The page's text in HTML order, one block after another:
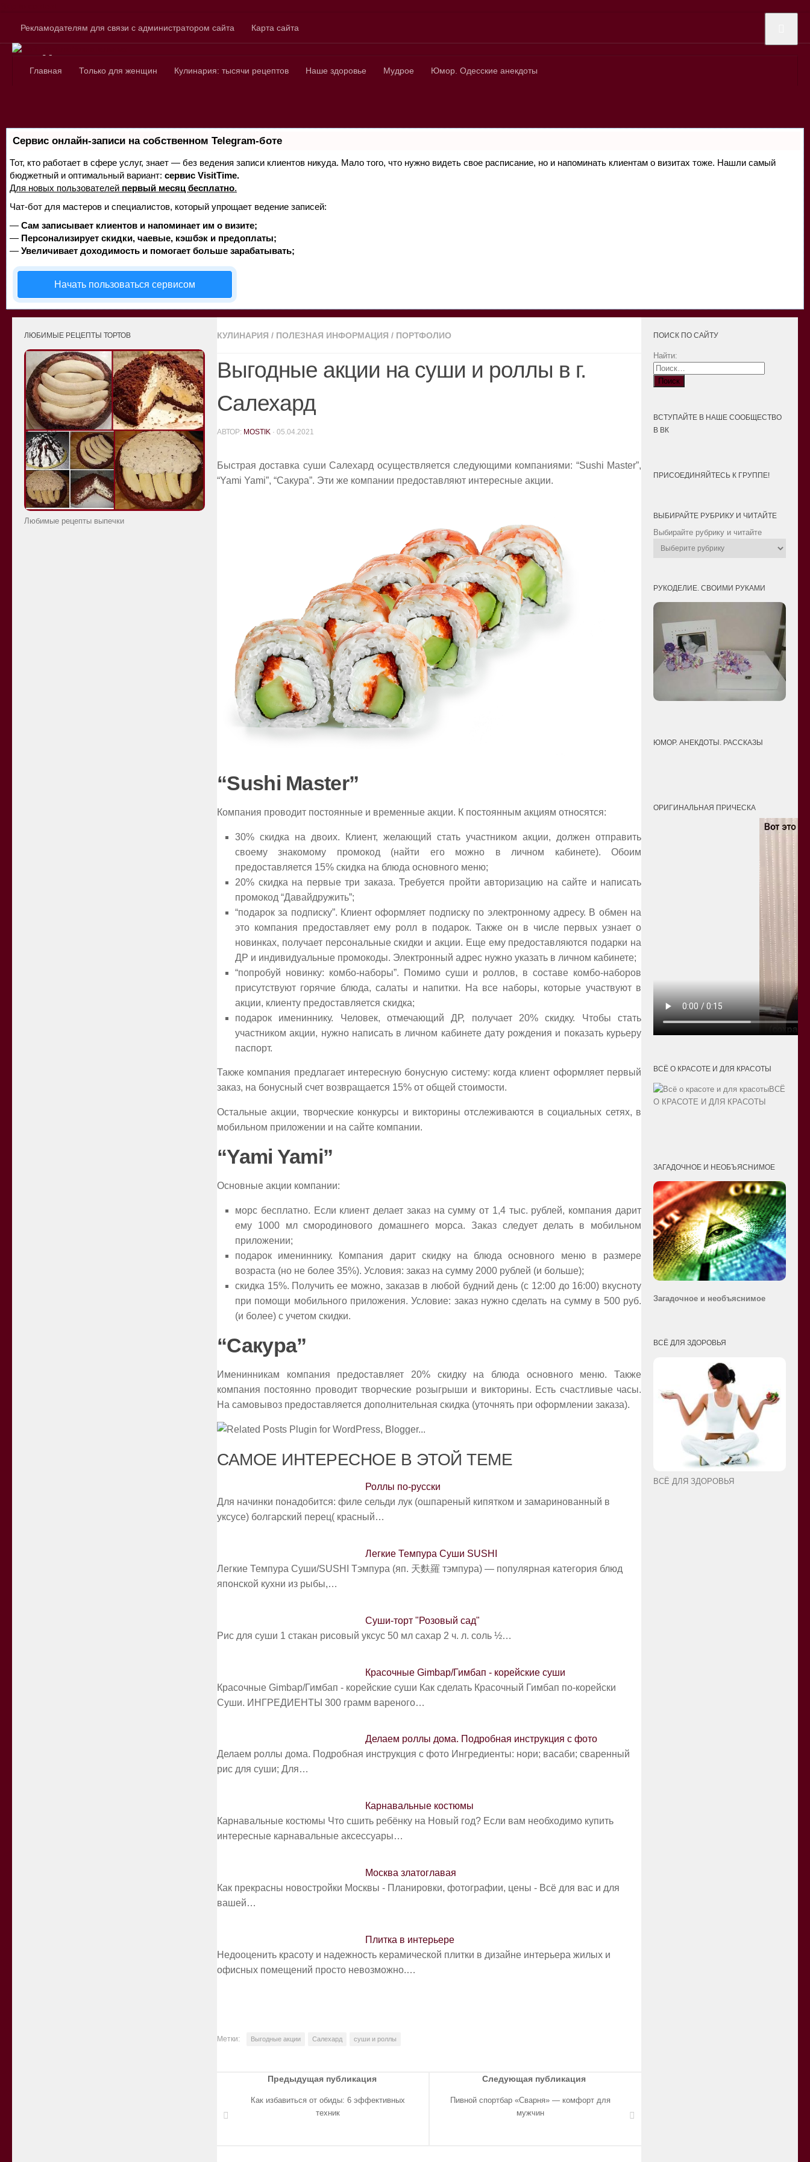
Рекламодателям для связи с администратором сайта Карта сайта
Сайт для любознательных
Главная Только для женщин Кулинария: тысячи рецептов Наше здоровье Мудрое Юмор. Одесские анекдоты
Сервис онлайн-записи на собственном Telegram-боте
Тот, кто работает в сфере услуг, знает — без ведения записи клиентов никуда. Мало того, что нужно видеть свое расписание, но и напоминать клиентам о визитах тоже. Нашли самый
бюджетный и оптимальный вариант: сервис VisitTime.
Для новых пользователей первый месяц бесплатно.
Чат-бот для мастеров и специалистов, который упрощает ведение записей:
— Сам записывает клиентов и напоминает им о визите;
— Персонализирует скидки, чаевые, кэшбэк и предоплаты;
— Увеличивает доходимость и помогает больше зарабатывать;
Начать пользоваться сервисом
КУЛИНАРИЯ / ПОЛЕЗНАЯ ИНФОРМАЦИЯ / ПОРТФОЛИО
Выгодные акции на суши и роллы в г.
Салехард
АВТОР: MOSTIK · 05.04.2021
Быстрая доставка суши Салехард осуществляется следующими компаниями: “Sushi Master”,
“Yami Yami”, “Сакура”. Эти же компании предоставляют интересные акции.
“Sushi Master”
Компания проводит постоянные и временные акции. К постоянным акциям относятся:
30% скидка на двоих. Клиент, желающий стать участником акции, должен отправить
своему знакомому промокод (найти его можно в личном кабинете). Обоим
предоставляется 15% скидка на блюда основного меню;
20% скидка на первые три заказа. Требуется пройти авторизацию на сайте и написать
промокод “Давайдружить”;
“подарок за подписку”. Клиент оформляет подписку по электронному адресу. В обмен на
это компания предоставляет ему ролл в подарок. Также он в числе первых узнает о
новинках, получает персональные скидки и акции. Еще ему предоставляются подарки на
ДР и индивидуальные промокоды. Электронный адрес нужно указать в личном кабинете;
“попробуй новинку: комбо-наборы”. Помимо суши и роллов, в составе комбо-наборов
присутствуют горячие блюда, салаты и напитки. На все наборы, которые участвуют в
акции, клиенту предоставляется скидка;
подарок имениннику. Человек, отмечающий ДР, получает 20% скидку. Чтобы стать
участником акции, нужно написать в личном кабинете дату рождения и показать курьеру
паспорт.
Также компания предлагает интересную бонусную систему: когда клиент оформляет первый
заказ, на бонусный счет возвращается 15% от общей стоимости.
Остальные акции, творческие конкурсы и викторины отслеживаются в социальных сетях, в
мобильном приложении и на сайте компании.
“Yami Yami”
Основные акции компании:
морс бесплатно. Если клиент делает заказ на сумму от 1,4 тыс. рублей, компания дарит
ему 1000 мл смородинового домашнего морса. Заказ следует делать в мобильном
приложении;
подарок имениннику. Компания дарит скидку на блюда основного меню в размере
возраста (но не более 35%). Условия: заказ на сумму 2000 рублей (и больше);
скидка 15%. Получить ее можно, заказав в любой будний день (с 12:00 до 16:00) вкусноту
при помощи мобильного приложения. Условие: заказ нужно сделать на сумму в 500 руб.
(и более) с учетом скидки.
“Сакура”
Именинникам компания предоставляет 20% скидку на блюда основного меню. Также
компания постоянно проводит творческие розыгрыши и викторины. Есть счастливые часы.
На самовывоз предоставляется дополнительная скидка (уточнять при оформлении заказа).
САМОЕ ИНТЕРЕСНОЕ В ЭТОЙ ТЕМЕ
Роллы по-русски
Для начинки понадобится: филе сельди лук (ошпареный кипятком и замаринованный в
уксусе) болгарский перец( красный…
Легкие Темпура Суши SUSHI
Легкие Темпура Суши/SUSHI Тэмпура (яп. 天麩羅 тэмпура) — популярная категория блюд
японской кухни из рыбы,…
Суши-торт "Розовый сад"
Рис для суши 1 стакан рисовый уксус 50 мл сахар 2 ч. л. соль ½…
Красочные Gimbap/Гимбап - корейские суши
Красочные Gimbap/Гимбап - корейские суши Как сделать Красочный Гимбап по-корейски
Суши. ИНГРЕДИЕНТЫ 300 грамм вареного…
Делаем роллы дома. Подробная инструкция с фото
Делаем роллы дома. Подробная инструкция с фото Ингредиенты: нори; васаби; сваренный
рис для суши; Для…
Карнавальные костюмы
Карнавальные костюмы Что сшить ребёнку на Новый год? Если вам необходимо купить
интересные карнавальные аксессуары…
Москва златоглавая
Как прекрасны новостройки Москвы - Планировки, фотографии, цены - Всё для вас и для
вашей…
Плитка в интерьере
Недооценить красоту и надежность керамической плитки в дизайне интерьера жилых и
офисных помещений просто невозможно.…
Метки: Выгодные акции Салехард суши и роллы
Следующая публикация
Пивной спортбар «Сварня» — комфорт для
мужчин
Предыдущая публикация
Как избавиться от обиды: 6 эффективных
техник
ЛЮБИМЫЕ РЕЦЕПТЫ ТОРТОВ
Любимые рецепты выпечки
ПОИСК ПО САЙТУ
Найти:
ВСТУПАЙТЕ В НАШЕ СООБЩЕСТВО
В ВК
ПРИСОЕДИНЯЙТЕСЬ К ГРУППЕ!
ВЫБИРАЙТЕ РУБРИКУ И ЧИТАЙТЕ
Выбирайте рубрику и читайте
РУКОДЕЛИЕ. СВОИМИ РУКАМИ
ЮМОР. АНЕКДОТЫ. РАССКАЗЫ
ОРИГИНАЛЬНАЯ ПРИЧЕСКА
ВСЁ О КРАСОТЕ И ДЛЯ КРАСОТЫ
ВСЁ
О КРАСОТЕ И ДЛЯ КРАСОТЫ
ЗАГАДОЧНОЕ И НЕОБЪЯСНИМОЕ
Загадочное и необъяснимое
ВСЁ ДЛЯ ЗДОРОВЬЯ
ВСЁ ДЛЯ ЗДОРОВЬЯ